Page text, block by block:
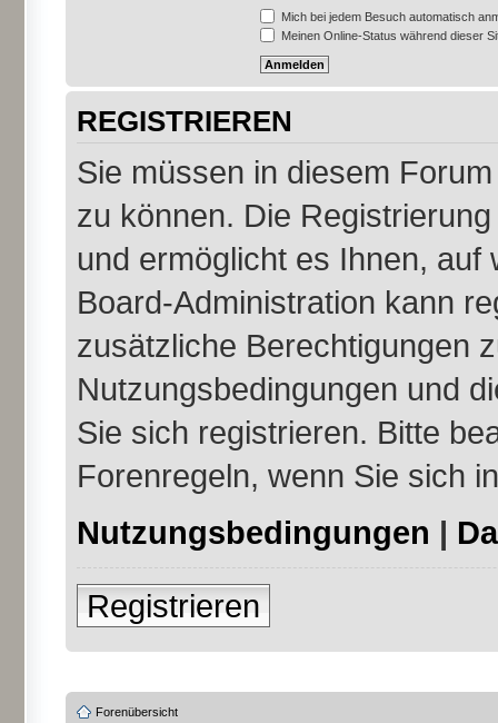
Mich bei jedem Besuch automatisch
Meinen Online-Status während dieser
REGISTRIEREN
Sie müssen in diesem
zu können. Die
und ermöglicht es Ihnen,
Board-Administration kann
zusätzliche Berechtigungen
Nutzungsbedingungen und
Sie sich registrieren. Bitte
Forenregeln, wenn Sie sich
Nutzungsbedingungen |
Registrieren
Forenübersicht